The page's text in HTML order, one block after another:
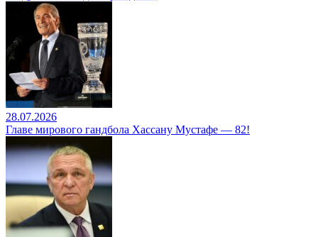
28.07.2026
Главе мирового гандбола Хассану Мустафе — 82!